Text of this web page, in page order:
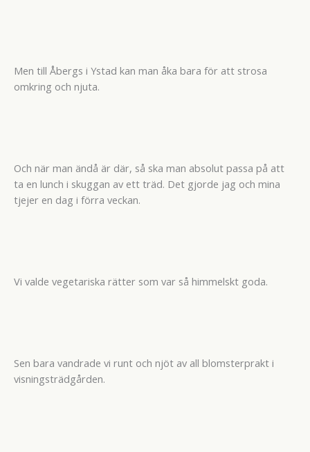
Men till Åbergs i Ystad kan man åka bara för att strosa
omkring och njuta.
Och när man ändå är där, så ska man absolut passa på att
ta en lunch i skuggan av ett träd. Det gjorde jag och mina
tjejer en dag i förra veckan.
Vi valde vegetariska rätter som var så himmelskt goda.
Sen bara vandrade vi runt och njöt av all blomsterprakt i
visningsträdgården.